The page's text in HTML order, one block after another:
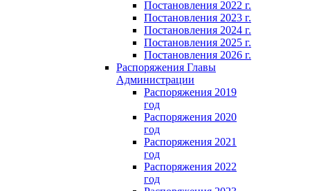
Постановления 2022 г.
Постановления 2023 г.
Постановления 2024 г.
Постановления 2025 г.
Постановления 2026 г.
Распоряжения Главы
Администрации
Распоряжения 2019
год
Распоряжения 2020
год
Распоряжения 2021
год
Распоряжения 2022
год